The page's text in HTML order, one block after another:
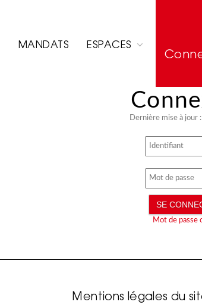
MANDATS ESPACES
Dernière mise à
Mot de passe
Mentions légales du